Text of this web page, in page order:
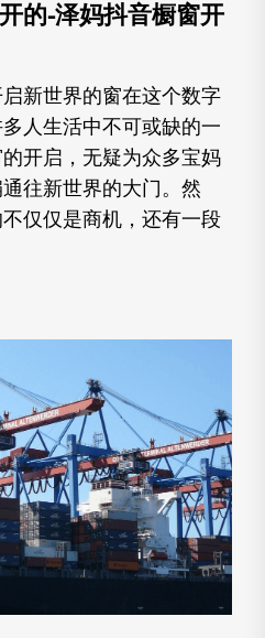
的-泽妈抖音橱窗开
新世界的窗在这个数字
人生活中不可或缺的一
开启，无疑为众多宝妈
往新世界的大门。然
仅仅是商机，还有一段